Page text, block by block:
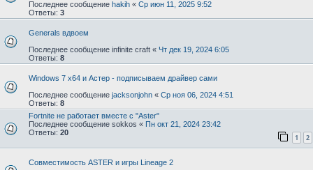
Последнее сообщение hakih « Ср июн 11, 2025 9:52
Ответы: 3
Generals вдвоем
Последнее сообщение infinite craft « Чт дек 19, 2024 6:05
Ответы: 8
Windows 7 x64 и Астер - подписываем драйвер сами
Последнее сообщение jacksonjohn « Ср ноя 06, 2024 4:51
Ответы: 8
Fortnite не работает вместе с "Aster"
Последнее сообщение sokkos « Пн окт 21, 2024 23:42
Ответы: 20
1 2
Совместимость ASTER и игры Lineage 2